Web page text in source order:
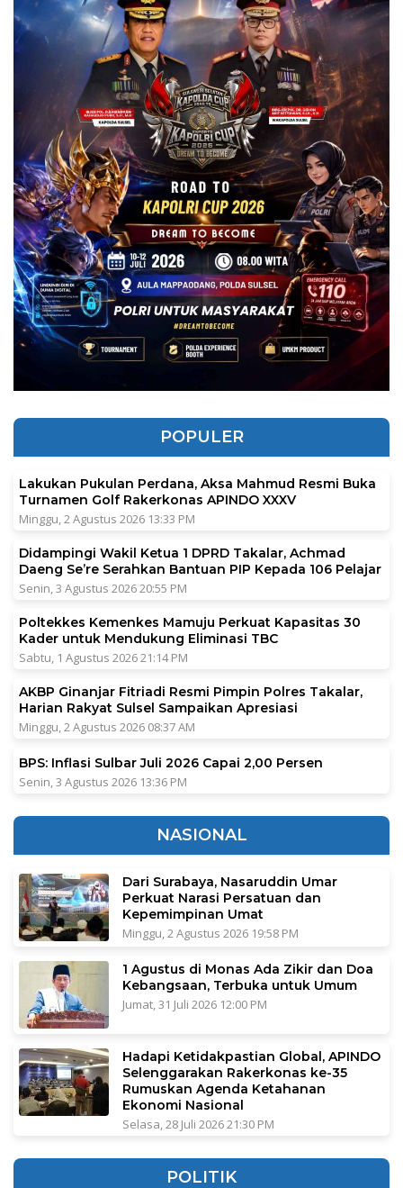
POPULER
Lakukan Pukulan Perdana, Aksa Mahmud Resmi Buka
Turnamen Golf Rakerkonas APINDO XXXV
Minggu, 2 Agustus 2026 13:33 PM
Didampingi Wakil Ketua 1 DPRD Takalar, Achmad
Daeng Se’re Serahkan Bantuan PIP Kepada 106 Pelajar
Senin, 3 Agustus 2026 20:55 PM
Poltekkes Kemenkes Mamuju Perkuat Kapasitas 30
Kader untuk Mendukung Eliminasi TBC
Sabtu, 1 Agustus 2026 21:14 PM
AKBP Ginanjar Fitriadi Resmi Pimpin Polres Takalar,
Harian Rakyat Sulsel Sampaikan Apresiasi
Minggu, 2 Agustus 2026 08:37 AM
BPS: Inflasi Sulbar Juli 2026 Capai 2,00 Persen
Senin, 3 Agustus 2026 13:36 PM
NASIONAL
Dari Surabaya, Nasaruddin Umar
Perkuat Narasi Persatuan dan
Kepemimpinan Umat
Minggu, 2 Agustus 2026 19:58 PM
1 Agustus di Monas Ada Zikir dan Doa
Kebangsaan, Terbuka untuk Umum
Jumat, 31 Juli 2026 12:00 PM
Hadapi Ketidakpastian Global, APINDO
Selenggarakan Rakerkonas ke-35
Rumuskan Agenda Ketahanan
Ekonomi Nasional
Selasa, 28 Juli 2026 21:30 PM
POLITIK